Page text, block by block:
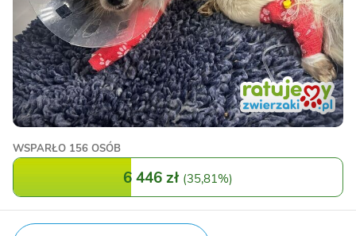
WSPARŁO 156 OSÓB
6 446 zł (35,81%)